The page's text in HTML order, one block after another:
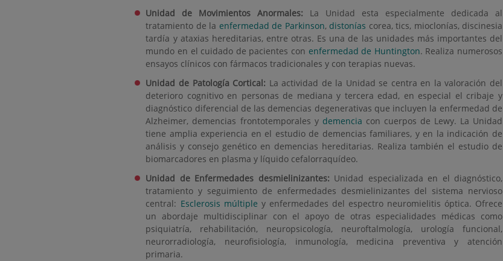
Unidad de Movimientos Anormales: La Unidad esta especialmente dedicada al
tratamiento de la enfermedad de Parkinson, distonías corea, tics, mioclonías, discinesia
tardía y ataxias hereditarias, entre otras. Es una de las unidades más importantes del
mundo en el cuidado de pacientes con enfermedad de Huntington. Realiza numerosos
ensayos clínicos con fármacos tradicionales y con terapias nuevas.
Unidad de Patología Cortical: La actividad de la Unidad se centra en la valoración del
deterioro cognitivo en personas de mediana y tercera edad, en especial el cribaje y
diagnóstico diferencial de las demencias degenerativas que incluyen la enfermedad de
Alzheimer, demencias frontotemporales y demencia con cuerpos de Lewy. La Unidad
tiene amplia experiencia en el estudio de demencias familiares, y en la indicación de
análisis y consejo genético en demencias hereditarias. Realiza también el estudio de
biomarcadores en plasma y líquido cefalorraquídeo.
Unidad de Enfermedades desmielinizantes: Unidad especializada en el diagnóstico,
tratamiento y seguimiento de enfermedades desmielinizantes del sistema nervioso
central: Esclerosis múltiple y enfermedades del espectro neuromielitis óptica. Ofrece
un abordaje multidisciplinar con el apoyo de otras especialidades médicas como
psiquiatría, rehabilitación, neuropsicología, neuroftalmología, urología funcional,
neurorradiología, neurofisiología, inmunología, medicina preventiva y atención
primaria.